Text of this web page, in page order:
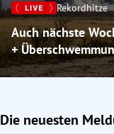
Rekordhitze
Auch nächste
+
Die neuesten